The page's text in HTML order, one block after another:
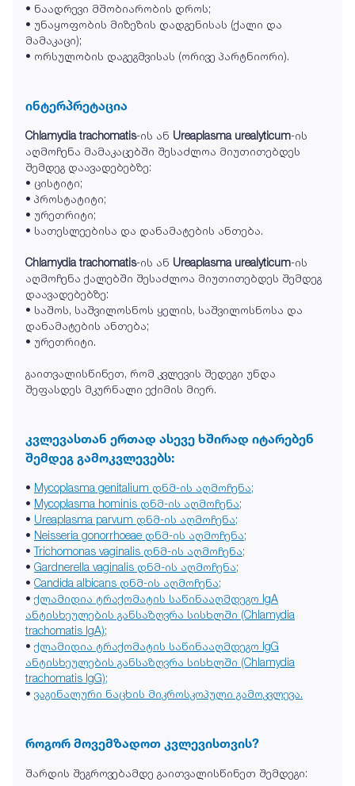
• ნაადრევი მშობიარობის დროს;
• უნაყოფობის მიზეზის დადგენისას (ქალი და
მამაკაცი);
• ორსულობის დაგეგმვისას (ორივე პარტნიორი).
ინტერპრეტაცია
Chlamydia trachomatis-ის ან Ureaplasma urealyticum-ის
აღმოჩენა მამაკაცებში შესაძლოა მიუთითებდეს
შემდეგ დაავადებებზე:
• ცისტიტი;
• პროსტატიტი;
• ურეთრიტი;
• სათესლეებისა და დანამატების ანთება.
Chlamydia trachomatis-ის ან Ureaplasma urealyticum-ის
აღმოჩენა ქალებში შესაძლოა მიუთითებდეს შემდეგ
დაავადებებზე:
• საშოს, საშვილოსნოს ყელის, საშვილოსნოსა და
დანამატების ანთება;
• ურეთრიტი.
გაითვალისწინეთ, რომ კვლევის შედეგი უნდა
შეფასდეს მკურნალი ექიმის მიერ.
კვლევასთან ერთად ასევე ხშირად იტარებენ
შემდეგ გამოკვლევებს:
• Mycoplasma genitalium დნმ-ის აღმოჩენა;
• Mycoplasma hominis დნმ-ის აღმოჩენა;
• Ureaplasma parvum დნმ-ის აღმოჩენა;
• Neisseria gonorrhoeae დნმ-ის აღმოჩენა;
•Trichomonas vaginalis დნმ-ის აღმოჩენა;
• Gardnerella vaginalis დნმ-ის აღმოჩენა;
• Candida albicans დნმ-ის აღმოჩენა;
• ქლამიდია ტრაქომატის საწინააღმდეგო IgA
ანტისხეულების განსაზღვრა სისხლში (Chlamydia
trachomatis IgA);
• ქლამიდია ტრაქომატის საწინააღმდეგო IgG
ანტისხეულების განსაზღვრა სისხლში (Chlamydia
trachomatis IgG);
• ვაგინალური ნაცხის მიკროსკოპული გამოკვლევა.
როგორ მოვემზადოთ კვლევისთვის?
შარდის შეგროვებამდე გაითვალისწინეთ შემდეგი: